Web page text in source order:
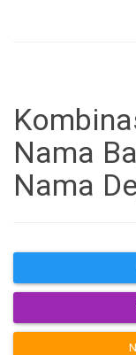
Nama
Nama